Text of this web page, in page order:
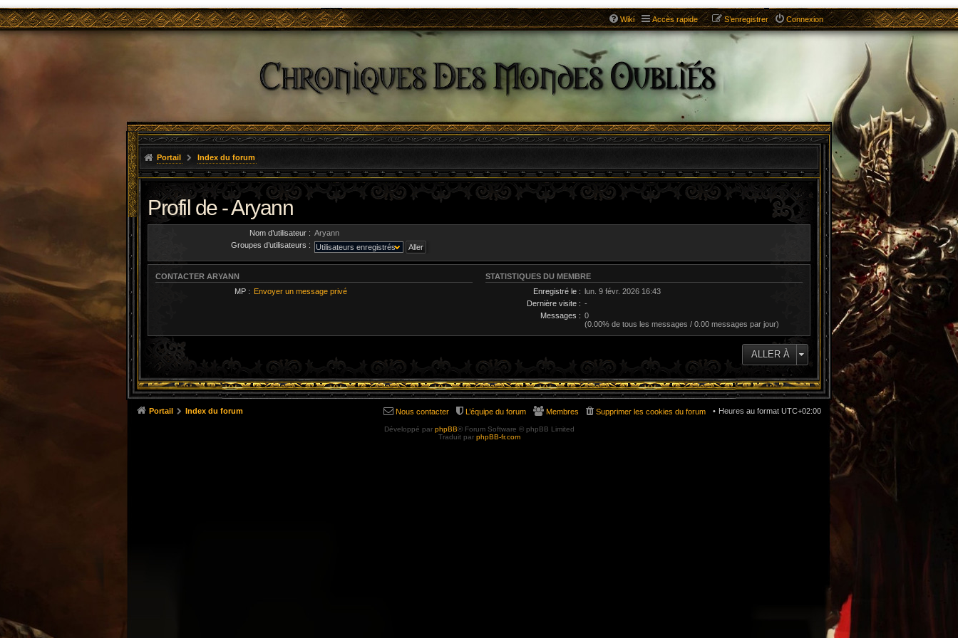
Wiki Accès rapide Connexion
S’enregistrer
Portail Index du forum
Profil de - Aryann
Nom d’utilisateur : Aryann
Groupes d’utilisateurs :
CONTACTER ARYANN
MP : Envoyer un message privé
STATISTIQUES DU MEMBRE
Enregistré le : lun. 9 févr. 2026 16:43
Dernière visite : -
Messages : 0
(0.00% de tous les messages / 0.00 messages par jour)
ALLER À
Portail Index du forum Heures au format UTC+02:00
Supprimer les cookies du forum
Membres
L’équipe du forum
Nous contacter
Développé par phpBB® Forum Software © phpBB Limited
Traduit par phpBB-fr.com